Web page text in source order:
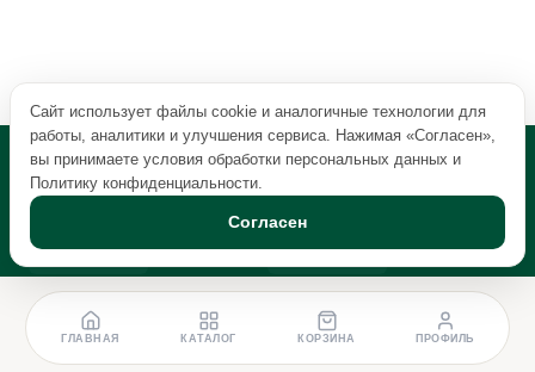
ГЛАВНАЯ КАТАЛОГ КОРЗИНА ПРОФИЛЬ
Сайт использует файлы cookie и аналогичные технологии для
работы, аналитики и улучшения сервиса. Нажимая «Согласен»,
вы принимаете условия обработки персональных данных и
Политику конфиденциальности.
Согласен